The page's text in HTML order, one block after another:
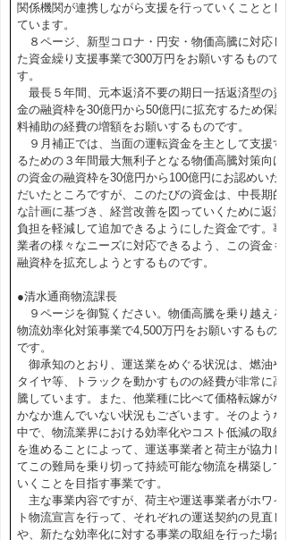
関係機関が連携しながら支援を行っていくこととし
ています。
８ページ、新型コロナ・円安・物価高騰に対応し
た資金繰り支援事業で300万円をお願いするもので
す。
最長５年間、元本返済不要の期日一括返済型の資
金の融資枠を30億円から50億円に拡充するため保証
料補助の経費の増額をお願いするものです。
９月補正では、当面の運転資金を主として支援す
るための３年間最大無利子となる物価高騰対策向け
の資金の融資枠を30億円から100億円にお認めいた
だいたところですが、このたびの資金は、中長期的
な計画に基づき、経営改善を図っていくために返済
負担を軽減して追加できるようにした資金です。事
業者の様々なニーズに対応できるよう、この資金も
融資枠を拡充しようとするものです。
●清水通商物流課長
９ページを御覧ください。物価高騰を乗り越える
物流効率化対策事業で4,500万円をお願いするもの
です。
御承知のとおり、運送業をめぐる状況は、燃油や
タイヤ等、トラックを動かすものの経費が非常に高
騰しています。また、他業種に比べて価格転嫁がな
かなか進んでいない状況もございます。そのような
中で、物流業界における効率化やコスト低減の取組
を進めることによって、運送事業者と荷主が協力し
てこの難局を乗り切って持続可能な物流を構築して
いくことを目指す事業です。
主な事業内容ですが、荷主や運送事業者がホワイ
ト物流宣言を行って、それぞれの運送契約の見直し
や、新たな効率化に対する事業の取組を行った場合